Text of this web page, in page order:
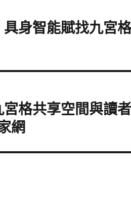
具身智能賦找九宮
宮格共享空間與讀
網